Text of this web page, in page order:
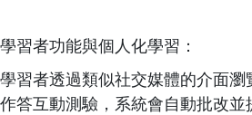
學習者功能與個人化學習：
學習者透過類似社交媒體的介面
作答互動測驗，系統會自動批改